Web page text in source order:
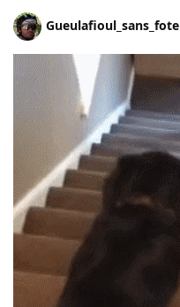
Gueulafioul_sans_fote